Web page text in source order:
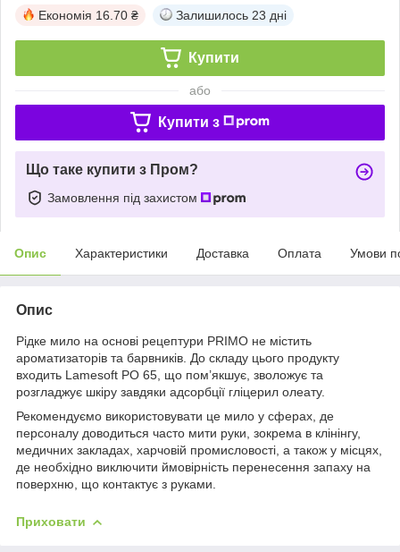
Економія 16.70 ₴ Залишилось 23 дні
Купити
або
Купити з
Що таке купити з Пром?
Замовлення під захистом
Опис Характеристики Доставка Оплата Умови
Опис
Рідке мило на основі рецептури PRIMO не містить
ароматизаторів та барвників. До складу цього продукту
входить Lamesoft PO 65, що пом’якшує, зволожує та
розгладжує шкіру завдяки адсорбції гліцерил олеату.
Рекомендуємо використовувати це мило у сферах, де
персоналу доводиться часто мити руки, зокрема в клінінгу,
медичних закладах, харчовій промисловості, а також у місцях,
де необхідно виключити ймовірність перенесення запаху на
поверхню, що контактує з руками.
Приховати